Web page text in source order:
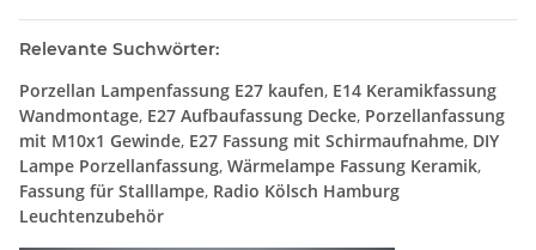
Relevante Suchwörter:
Porzellan Lampenfassung E27 kaufen, E14 Keramikfassung
Wandmontage, E27 Aufbaufassung Decke, Porzellanfassung
mit M10x1 Gewinde, E27 Fassung mit Schirmaufnahme, DIY
Lampe Porzellanfassung, Wärmelampe Fassung Keramik,
Fassung für Stalllampe, Radio Kölsch Hamburg
Leuchtenzubehör